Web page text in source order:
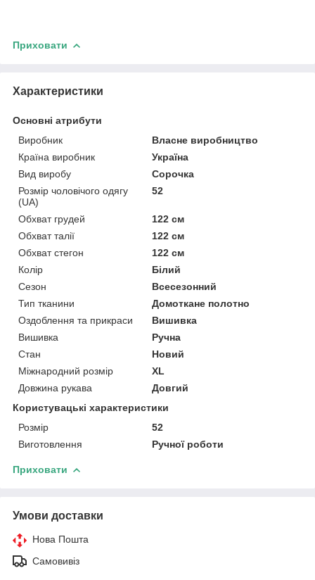
Приховати
Характеристики
Основні атрибути
Виробник
Власне виробництво
Країна виробник
Україна
Вид виробу
Сорочка
Розмір чоловічого одягу
(UA)
52
Обхват грудей
122 см
Обхват талії
122 см
Обхват стегон
122 см
Колір
Білий
Сезон
Всесезонний
Тип тканини
Домоткане полотно
Оздоблення та прикраси
Вишивка
Вишивка
Ручна
Стан
Новий
Міжнародний розмір
XL
Довжина рукава
Довгий
Користувацькі характеристики
Розмір
52
Виготовлення
Ручної роботи
Приховати
Умови доставки
Нова Пошта
Самовивіз